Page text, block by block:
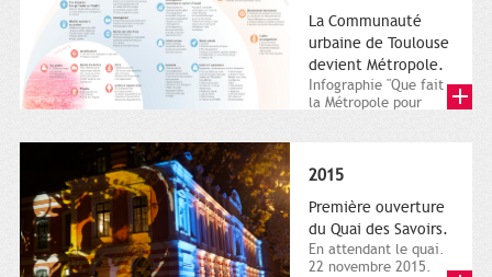
La Communauté
urbaine de Toulouse
devient Métropole.
Infographie "Que fait
la Métropole pour
2015
Première ouverture
du Quai des Savoirs.
En attendant le quai.
22 novembre 2015.